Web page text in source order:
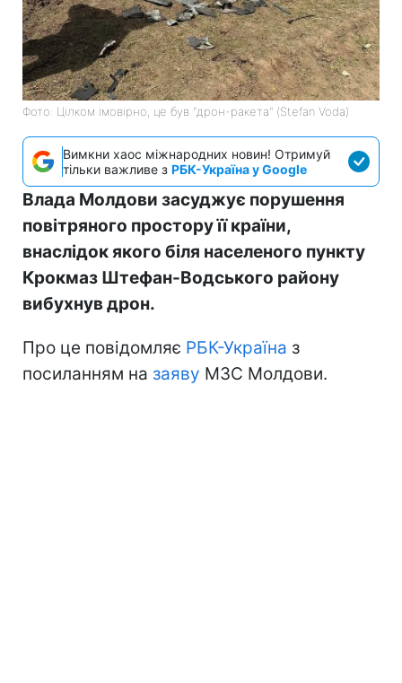
Фото: Цілком імовірно, це був "дрон-ракета" (Stefan Voda)
Вимкни хаос міжнародних новин! Отримуй
тільки важливе з РБК-Україна у Google
Влада Молдови засуджує порушення
повітряного простору її країни,
внаслідок якого біля населеного пункту
Крокмаз Штефан-Водського району
вибухнув дрон.
Про це повідомляє РБК-Україна з
посиланням на заяву МЗС Молдови.